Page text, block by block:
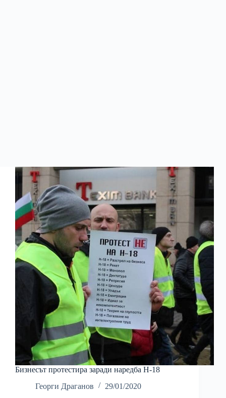
Бизнесът протестира заради наредба Н-18
Георги Драганов
29/01/2020